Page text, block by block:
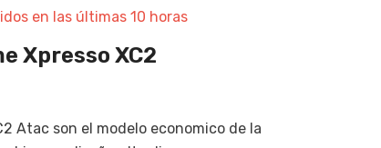
en las últimas10 horas
Xpresso XC2
Atac son el modelo economico de la